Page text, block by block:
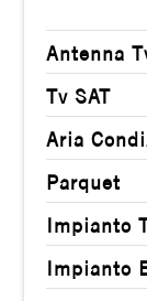
Antenna
Tv SAT
Aria
Parquet
Impianto
Impianto